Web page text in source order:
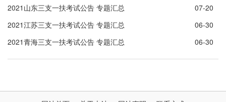
2021山东三支一扶考试公告 专题汇总
07-20
2021江苏三支一扶考试公告 专题汇总
06-30
2021青海三支一扶考试公告 专题汇总
06-30